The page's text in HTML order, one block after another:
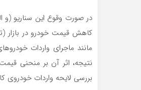
در صورت وقوع این سناریو (و
کاهش قیمت خودرو در بازار
مانند ماجرای واردات
نتیجه، اثر آن بر منحنی
بررسی لایحه واردات خودروی